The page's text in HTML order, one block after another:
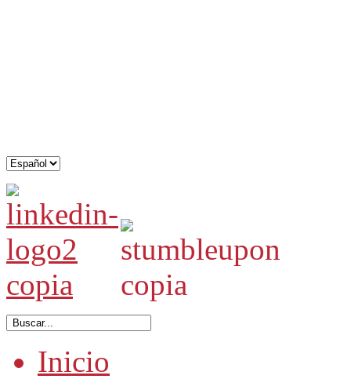
Inicio